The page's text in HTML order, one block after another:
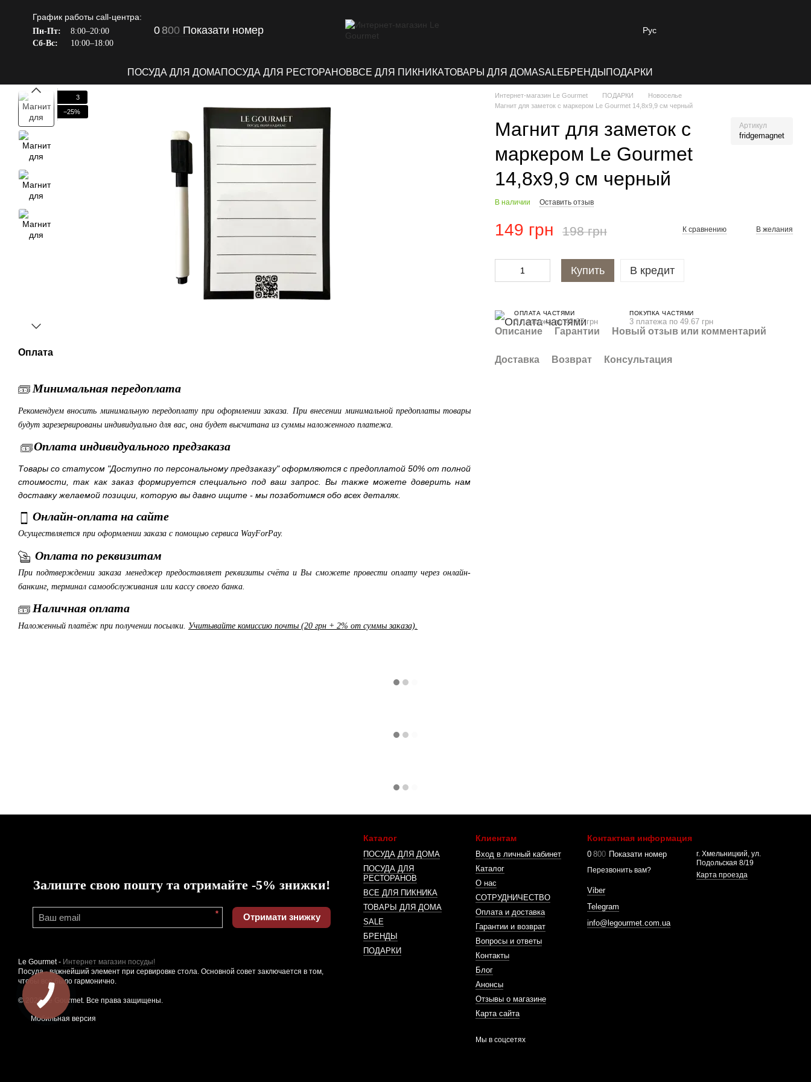
График работы call-центра:
Пн-Пт:
8:00–20:00
Сб-Вс:
10:00–18:00
0800 Показати номер Рус
ПОСУДА ДЛЯ ДОМАПОСУДА ДЛЯ РЕСТОРАНОВВСЕ ДЛЯ ПИКНИКАТОВАРЫ ДЛЯ ДОМАSALEБРЕНДЫ ПОДАРКИ
3
−25%
Оплата
Минимальная передоплата
Рекомендуем вносить минимальную передоплату при оформлении заказа. При внесении минимальной предоплаты товары
будут зарезервированы индивидуально для вас, она будет высчитана из суммы наложенного платежа.
Оплата индивидуального предзаказа
Товары со статусом "Доступно по персональному предзаказу" оформляются с предоплатой 50% от полной
стоимости, так как заказ формируется специально под ваш запрос. Вы также можете доверить нам
доставку желаемой позиции, которую вы давно ищите - мы позаботимся обо всех деталях.
Онлайн-оплата на сайте
Осуществляется при оформлении заказа с помощью сервиса WayForPay.
Оплата по реквизитам
При подтверждении заказа менеджер предоставляет реквизиты счёта и Вы сможете провести оплату через онлайн-
банкинг, терминал самообслуживания или кассу своего банка.
Наличная оплата
Наложенный платёж при получении посылки. Учитывайте комиссию почты (20 грн + 2% от суммы заказа).
Интернет-магазин Le Gourmet ПОДАРКИ
Новоселье
Магнит для заметок с маркером Le Gourmet 14,8х9,9 см черный
Магнит для заметок с
маркером Le Gourmet
14,8х9,9 см черный
Артикул
fridgemagnet
В наличии Оставить отзыв
149 грн 198 грн К сравнению В желания
Купить В кредит
ОПЛАТА ЧАСТЯМИ
3 платежа по 49.67 грн
ПОКУПКА ЧАСТЯМИ
3 платежа по 49.67 грн
Описание Гарантии Новый отзыв или комментарий
Доставка Возврат Консультация
Залиште свою пошту та отримайте -5% знижки!
* Отримати знижку
Le Gourmet - Интернет магазин посуды!
Посуда - важнейший элемент при сервировке стола. Основной совет заключается в том,
чтобы все было гармонично.
© 2026 Le Gourmet. Все права защищены.
Мобильная версия
Каталог
ПОСУДА ДЛЯ ДОМА
ПОСУДА ДЛЯ
РЕСТОРАНОВ
ВСЕ ДЛЯ ПИКНИКА
ТОВАРЫ ДЛЯ ДОМА
SALE
БРЕНДЫ
ПОДАРКИ
Клиентам
Вход в личный кабинет
Каталог
О нас
СОТРУДНИЧЕСТВО
Оплата и доставка
Гарантии и возврат
Вопросы и ответы
Контакты
Блог
Анонсы
Отзывы о магазине
Карта сайта
Мы в соцсетях
Контактная информация
0 800 Показати номер
Перезвонить вам?
Viber
Telegram
info@legourmet.com.ua
г. Хмельницкий, ул.
Подольская 8/19
Карта проезда